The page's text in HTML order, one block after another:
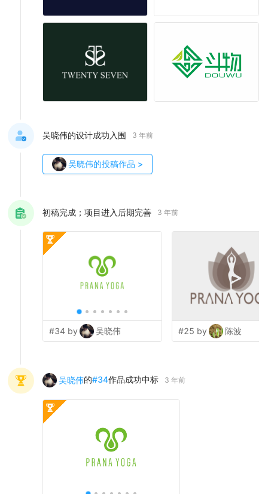
吴晓伟的设计成功入围 3 年前
吴晓伟的投稿作品 >
初稿完成；项目进入后期完善 3 年前
#34 by 吴晓伟 #25 by 陈波
吴晓伟的#34作品成功中标 3 年前